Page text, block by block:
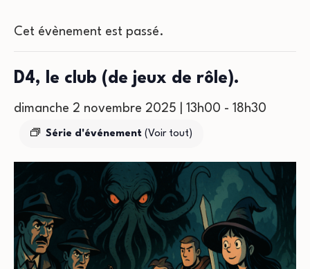
Cet évènement est passé.
D4, le club (de jeux de rôle).
dimanche 2 novembre 2025 | 13h00 - 18h30
Série d'événement (Voir tout)